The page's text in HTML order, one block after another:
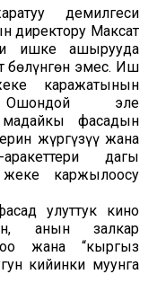
демилгеси
директору Максат
ишке ашырууда
бөлүнгөн эмес. Иш
каражатынын
Ошондой эле
фасадын
жүргүзүү жана
дагы
жеке каржылоосу
улуттук кино
анын залкар
жана “кыргыз
кийинки муунга